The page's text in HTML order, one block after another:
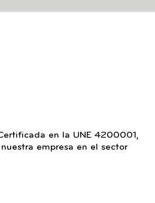
en la UNE 4200001,
empresa en el sector